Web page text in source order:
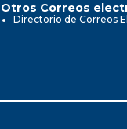
Otros Correos
Directorio de Correos